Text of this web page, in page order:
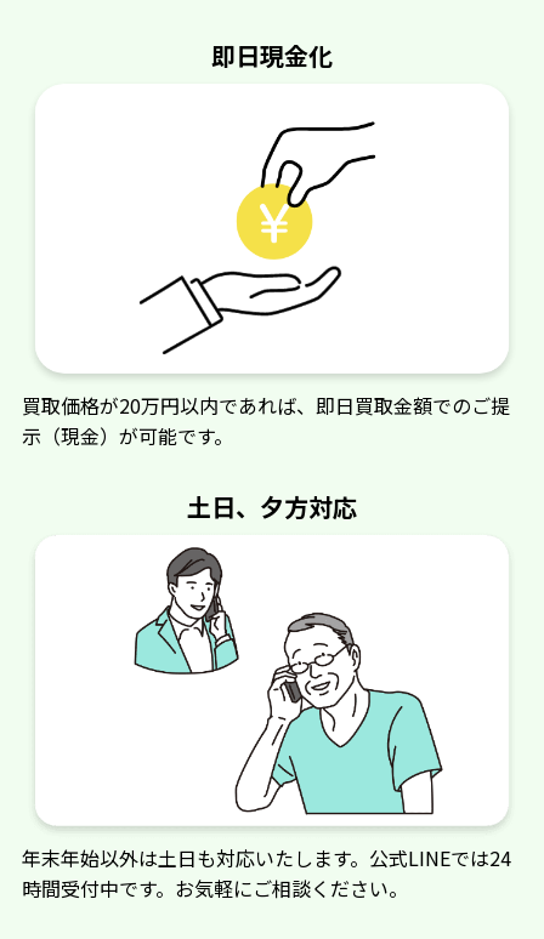
即日現金化
買取価格が20万円以内であれば、即日買取金額でのご提
示（現金）が可能です。
土日、夕方対応
年末年始以外は土日も対応いたします。公式LINEでは24
時間受付中です。お気軽にご相談ください。